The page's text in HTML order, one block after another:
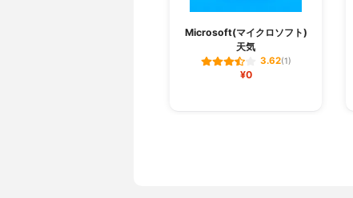
Microsoft(マイクロソフト)
天気
3.62(1)
¥0